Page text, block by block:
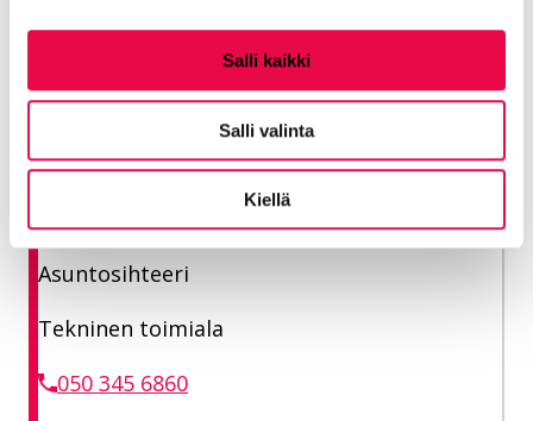
Salli kaikki
Salli valinta
Kiellä
sirpa.taponen@riihimaki.fi
Tilakeskus Asumispalvelut
Asuntosihteeri
Tekninen toimiala
050 345 6860